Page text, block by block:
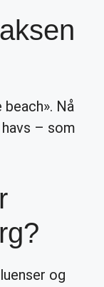
beach». Nå
– som
og